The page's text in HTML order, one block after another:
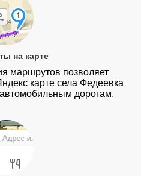
на карте
маршрутов позволяет
карте села Федеевка
автомобильным дорогам.